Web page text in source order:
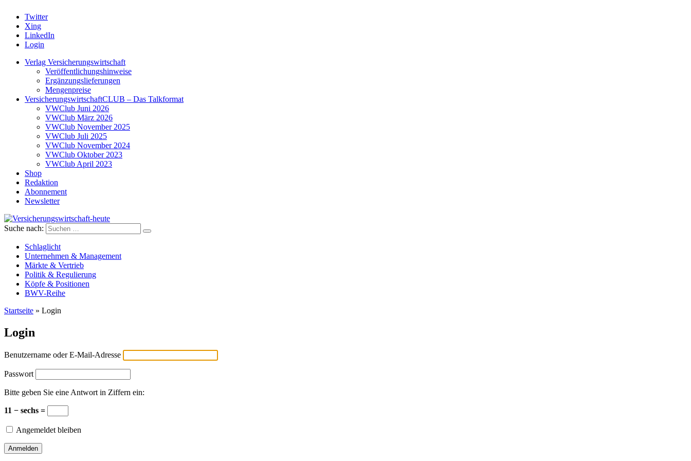
Twitter
Xing
LinkedIn
Login
Verlag Versicherungswirtschaft
Veröffentlichungshinweise
Ergänzungslieferungen
Mengenpreise
VersicherungswirtschaftCLUB – Das Talkformat
VWClub Juni 2026
VWClub März 2026
VWClub November 2025
VWClub Juli 2025
VWClub November 2024
VWClub Oktober 2023
VWClub April 2023
Shop
Redaktion
Abonnement
Newsletter
Versicherungswirtschaft-heute
Suche nach:
Schlaglicht
Unternehmen & Management
Märkte & Vertrieb
Politik & Regulierung
Köpfe & Positionen
BWV-Reihe
Startseite » Login
Login
Benutzername oder E-Mail-Adresse
Passwort
Bitte geben Sie eine Antwort in Ziffern ein:
11 − sechs =
Angemeldet bleiben